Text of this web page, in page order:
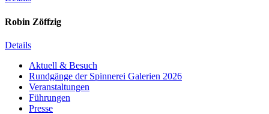
Robin Zöffzig
Details
Aktuell & Besuch
Rundgänge der Spinnerei Galerien 2026
Veranstaltungen
Führungen
Presse